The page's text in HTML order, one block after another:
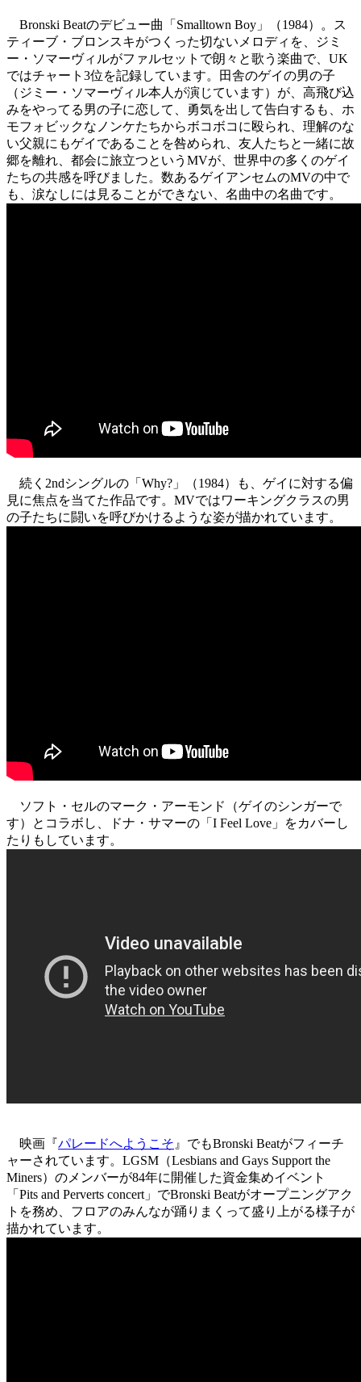
Bronski Beatのデビュー曲「Smalltown Boy」（1984）。ス
ティーブ・ブロンスキがつくった切ないメロディを、ジミ
ー・ソマーヴィルがファルセットで朗々と歌う楽曲で、UK
ではチャート3位を記録しています。田舎のゲイの男の子
（ジミー・ソマーヴィル本人が演じています）が、高飛び込
みをやってる男の子に恋して、勇気を出して告白するも、ホ
モフォビックなノンケたちからボコボコに殴られ、理解のな
い父親にもゲイであることを咎められ、友人たちと一緒に故
郷を離れ、都会に旅立つというMVが、世界中の多くのゲイ
たちの共感を呼びました。数あるゲイアンセムのMVの中で
も、涙なしには見ることができない、名曲中の名曲です。
続く2ndシングルの「Why?」（1984）も、ゲイに対する偏
見に焦点を当てた作品です。MVではワーキングクラスの男
の子たちに闘いを呼びかけるような姿が描かれています。
ソフト・セルのマーク・アーモンド（ゲイのシンガーで
す）とコラボし、ドナ・サマーの「I Feel Love」をカバーし
たりもしています。
映画『パレードへようこそ 』でもBronski Beatがフィーチ
ャーされています。LGSM（Lesbians and Gays Support the
Miners）のメンバーが84年に開催した資金集めイベント
「Pits and Perverts concert」でBronski Beatがオープニングアク
トを務め、フロアのみんなが踊りまくって盛り上がる様子が
描かれています。